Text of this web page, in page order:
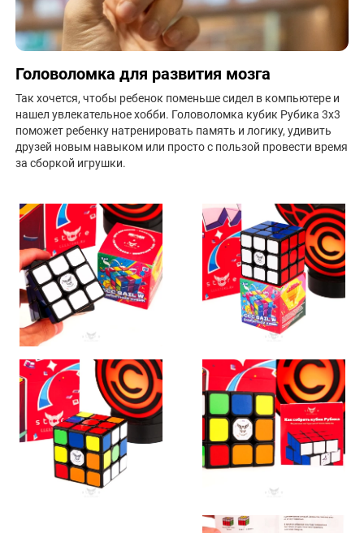
заказу детскую книгу «Как собрать кубик Рубика?
написана простым языком и наглядно рассказывает обо всех
этапах сборки.
Головоломка для развития мозга
Так хочется, чтобы ребенок поменьше сидел в компьютере и
нашел увлекательное хобби. Головоломка кубик Рубика 3х3
поможет ребенку натренировать память и логику, удивить
друзей новым навыком или просто с пользой провести время
за сборкой игрушки.